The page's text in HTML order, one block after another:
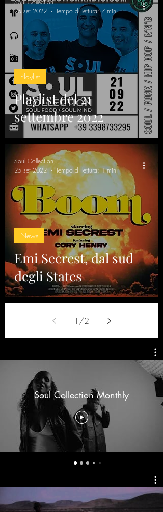
Playlist del 21
settembre 2022
Playlist
Soul Collection
25 set 2022
Tempo di lettura: 7 min
Emi Secrest, dal sud
degli States
News
Soul Collection
25 set 2022
Tempo di lettura: 1 min
1 /2
Soul Collection Monthly